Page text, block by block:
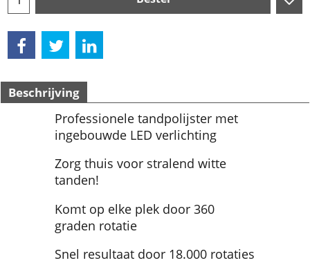
Bestel
Beschrijving
Professionele tandpolijster met
ingebouwde LED verlichting
Zorg thuis voor stralend witte
Komt op elke plek door 360
graden rotatie